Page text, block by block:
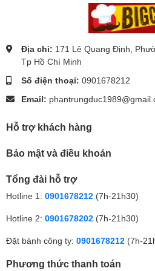
Địa chỉ: 171 Lê Quang Định,
Tp Hồ Chí Minh
Số điện thoại: 0901678212
Email:
Hỗ trợ khách hàng
Bảo mật và điều khoản
Tổng đài hỗ trợ
Hotline 1: 0901678212 (7h-21h30)
Hotline 2: 0901678202 (7h-21h30)
Đặt bánh công ty: 0901678212 (7h-
Phương thức thanh toán